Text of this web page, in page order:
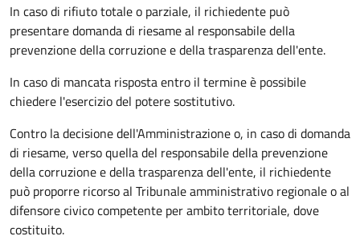
In caso di rifiuto totale o parziale, il richiedente può
presentare domanda di riesame al responsabile della
prevenzione della corruzione e della trasparenza dell'ente.
In caso di mancata risposta entro il termine è possibile
chiedere l'esercizio del potere sostitutivo.
Contro la decisione dell'Amministrazione o, in caso di domanda
di riesame, verso quella del responsabile della prevenzione
della corruzione e della trasparenza dell'ente, il richiedente
può proporre ricorso al Tribunale amministrativo regionale o al
difensore civico competente per ambito territoriale, dove
costituito.